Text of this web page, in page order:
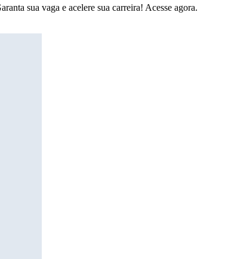
sua vaga e acelere sua carreira! Acesse agora.